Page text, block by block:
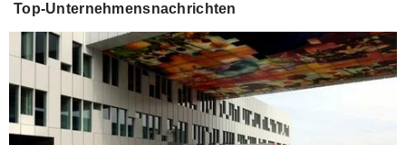
Top-Unternehmensnachrichten